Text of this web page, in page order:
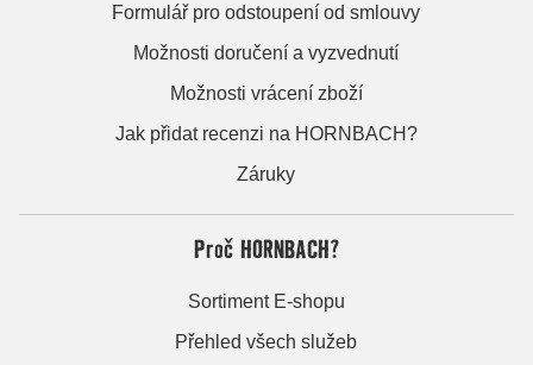
Formulář pro odstoupení od smlouvy
Možnosti doručení a vyzvednutí
Možnosti vrácení zboží
Jak přidat recenzi na HORNBACH?
Záruky
Proč HORNBACH?
Sortiment E-shopu
Přehled všech služeb